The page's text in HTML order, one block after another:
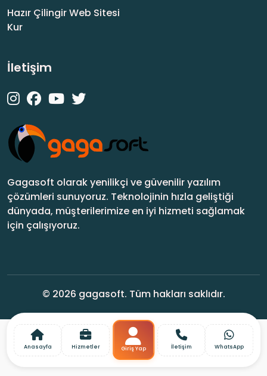
Anasayfa Hizmetler Giriş Yap İletişim WhatsApp
Hazır Çilingir Web Sitesi
Kur
İletişim
Gagasoft olarak yenilikçi ve güvenilir yazılım
çözümleri sunuyoruz. Teknolojinin hızla geliştiği
dünyada, müşterilerimize en iyi hizmeti sağlamak
için çalışıyoruz.
© 2026 gagasoft. Tüm hakları saklıdır.